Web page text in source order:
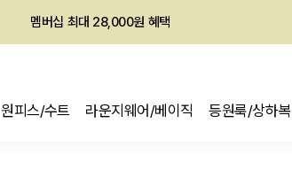
멤버십 최대 28,000원 혜택
원피스/수트 라운지웨어/베이직 등원룩/상하복